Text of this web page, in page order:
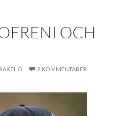
OCH
O 2 KOMMENTARER